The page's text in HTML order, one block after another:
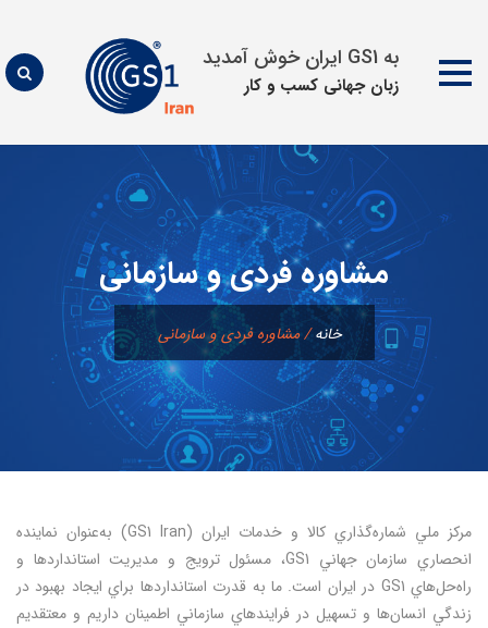
به GS1 ایران خوش آمدید
زبان جهانی كسب و كار
محتوا
مشاوره فردی و سازمانی
خانه/مشاوره فردی و سازمانی
مركز ملي شماره‌گذاري كالا و خدمات ايران (GS1 Iran) به‌عنوان نماينده
انحصاري سازمان جهاني GS1، مسئول ترويج و مديريت استانداردها و
راه‌حل‌هاي GS1 در ايران است. ما به قدرت استانداردها براي ايجاد بهبود در
زندگي انسان‌ها و تسهيل در فرايندهاي سازماني اطمينان داريم و معتقديم